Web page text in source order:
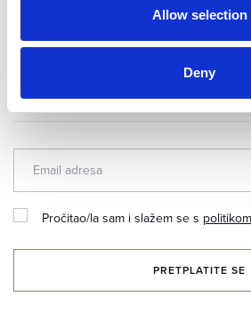
Allow selection
Deny
Prijavi se na naš newsletter za
Pročitao/la sam i slažem se s
PRETPLATITE SE